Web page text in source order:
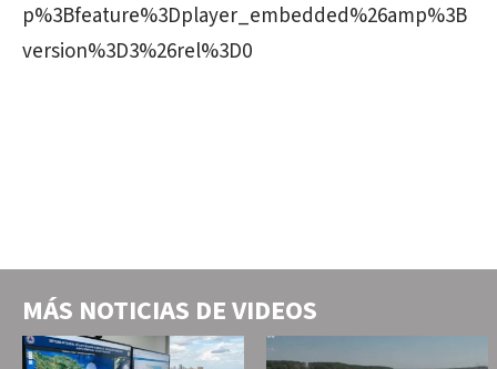
p%3Bfeature%3Dplayer_embedded%26amp%3B
version%3D3%26rel%3D0
MÁS NOTICIAS DEVIDEOS